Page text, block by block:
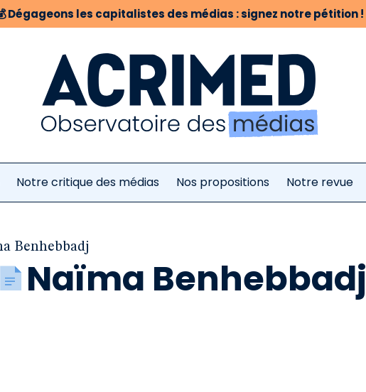
Dégageons les capitalistes des médias : signez notre pétition !
Notre critique des médias Nos propositions Notre revue
Benhebbadj
Naïma Benhebbadj